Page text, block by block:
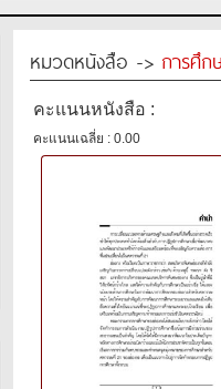
หมวดหนังสือ -> การศึก
คะแนนหนังสือ :
คะแนนเฉลี่ย : 0.00